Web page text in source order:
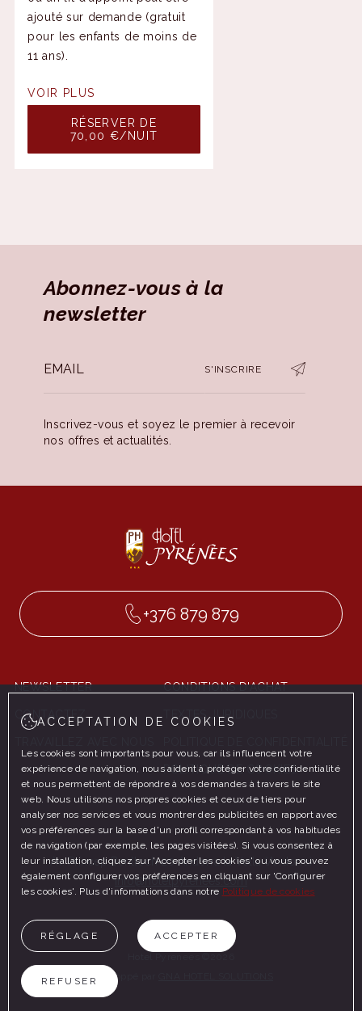
ajouté sur demande (gratuit
pour les enfants de moins de
11 ans).
VOIR PLUS
RÉSERVER DE
70,00 €/NUIT
Abonnez-vous à la
newsletter
S'INSCRIRE
Inscrivez-vous et soyez le premier à recevoir
nos offres et actualités.
+376 879 879
NEWSLETTER
CONTACTEZ
CONDITIONS D'ACHAT
TEXTES JURIDIQUES
POLITIQUE DE COOKIES
Av. Príncep Benlloch 20 Andorra la Vella (Andorra)
info@hotelpyrenees.com
Développé par
ACCEPTATION DE COOKIES
Les cookies sont importants pour vous, car ils influencent votre
expérience de navigation, nous aident à protéger votre confidentialité
et nous permettent de répondre à vos demandes à travers le site
web. Nous utilisons nos propres cookies et ceux de tiers pour
analyser nos services et vous montrer des publicités en rapport avec
vos préférences sur la base d'un profil correspondant à vos habitudes
de navigation (par exemple, les pages visitées). Si vous consentez à
leur installation, cliquez sur 'Accepter les cookies' ou vous pouvez
également configurer vos préférences en cliquant sur 'Configurer
les cookies'. Plus d'informations dans notre Politique de cookies
RÉGLAGE ACCEPTER
REFUSER